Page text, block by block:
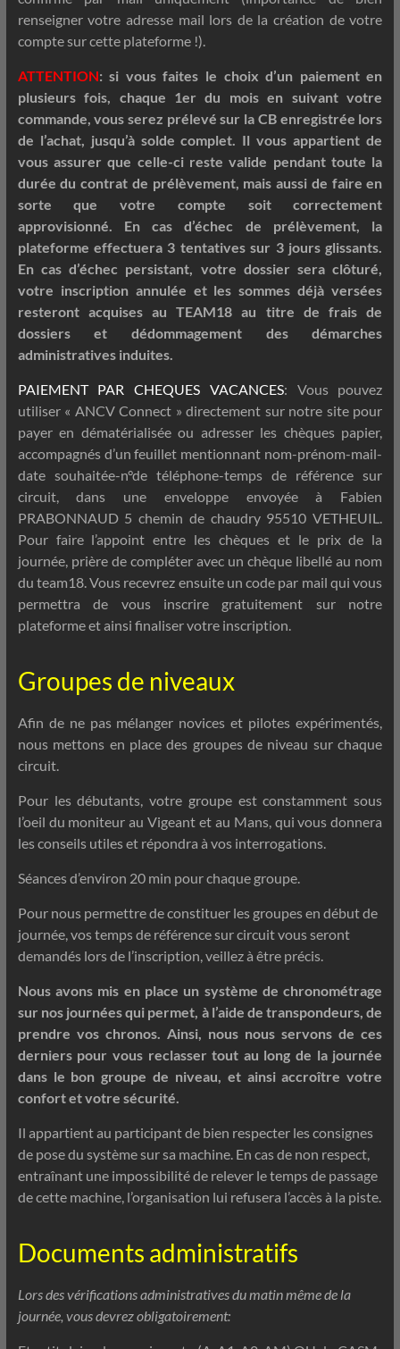
renseigner votre adresse mail lors de la création de votre
compte sur cette plateforme !).
ATTENTION: si vous faites le choix d’un paiement en
plusieurs fois, chaque 1er du mois en suivant votre
commande, vous serez prélevé sur la CB enregistrée lors
de l’achat, jusqu’à solde complet. Il vous appartient de
vous assurer que celle-ci reste valide pendant toute la
durée du contrat de prélèvement, mais aussi de faire en
sorte que votre compte soit correctement
approvisionné. En cas d’échec de prélèvement, la
plateforme effectuera 3 tentatives sur 3 jours glissants.
En cas d’échec persistant, votre dossier sera clôturé,
votre inscription annulée et les sommes déjà versées
resteront acquises au TEAM18 au titre de frais de
dossiers et dédommagement des démarches
administratives induites.
PAIEMENT PAR CHEQUES VACANCES: Vous pouvez
utiliser « ANCV Connect » directement sur notre site pour
payer en dématérialisée ou adresser les chèques papier,
accompagnés d’un feuillet mentionnant nom-prénom-mail-
date souhaitée-n°de téléphone-temps de référence sur
circuit, dans une enveloppe envoyée à Fabien
PRABONNAUD 5 chemin de chaudry 95510 VETHEUIL.
Pour faire l’appoint entre les chèques et le prix de la
journée, prière de compléter avec un chèque libellé au nom
du team18. Vous recevrez ensuite un code par mail qui vous
permettra de vous inscrire gratuitement sur notre
plateforme et ainsi finaliser votre inscription.
Groupes de niveaux
Afin de ne pas mélanger novices et pilotes expérimentés,
nous mettons en place des groupes de niveau sur chaque
circuit.
Pour les débutants, votre groupe est constamment sous
l’oeil du moniteur au Vigeant et au Mans, qui vous donnera
les conseils utiles et répondra à vos interrogations.
Séances d’environ 20 min pour chaque groupe.
Pour nous permettre de constituer les groupes en début de
journée, vos temps de référence sur circuit vous seront
demandés lors de l’inscription, veillez à être précis.
Nous avons mis en place un système de chronométrage
sur nos journées qui permet, à l’aide de transpondeurs, de
prendre vos chronos. Ainsi, nous nous servons de ces
derniers pour vous reclasser tout au long de la journée
dans le bon groupe de niveau, et ainsi accroître votre
confort et votre sécurité.
Il appartient au participant de bien respecter les consignes
de pose du système sur sa machine. En cas de non respect,
entraînant une impossibilité de relever le temps de passage
de cette machine, l’organisation lui refusera l’accès à la piste.
Documents administratifs
Lors des vérifications administratives du matin même de la
journée, vous devrez obligatoirement: